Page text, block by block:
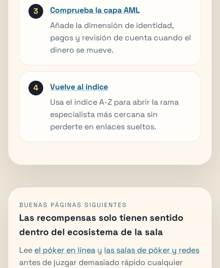
Comprueba la capa AML
Añade la dimensión de identidad,
pagos y revisión de cuenta cuando el
dinero se mueve.
Vuelve al índice
Usa el índice A-Z para abrir la rama
especialista más cercana sin
perderte en enlaces sueltos.
BUENAS PÁGINAS SIGUIENTES
Las recompensas solo tienen sentido
dentro del ecosistema de la sala
Lee el póker en línea y las salas de póker y redes
antes de juzgar demasiado rápido cualquier